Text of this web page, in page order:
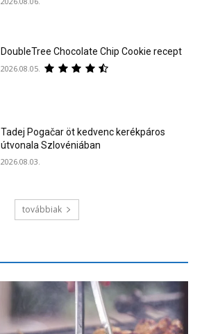
DoubleTree Chocolate Chip Cookie recept
2026.08.05.
Tadej Pogačar öt kedvenc kerékpáros
útvonala Szlovéniában
2026.08.03.
továbbiak